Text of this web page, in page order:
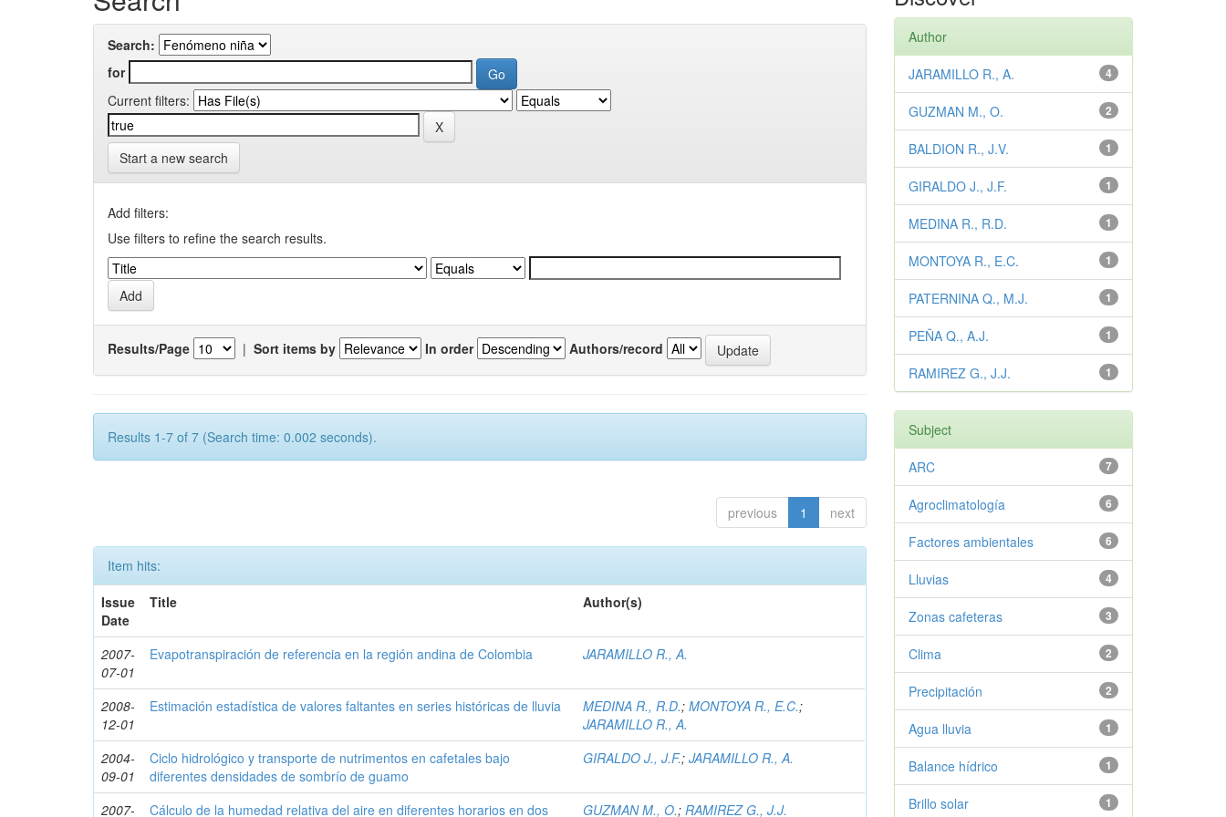
Search:
for
Current filters:
Start a new search
Add filters:
Use filters to refine the search results.
Results/Page | Sort items by In order Authors/record
Results 1-7 of 7 (Search time: 0.002 seconds).
previous 1 next
Item hits:
Issue
Date
Title Author(s)
2007-
07-01
Evapotranspiración de referencia en la región andina de Colombia JARAMILLO R., A.
2008-
12-01
Estimación estadística de valores faltantes en series históricas de lluvia MEDINA R., R.D.;MONTOYA R., E.C.;
JARAMILLO R., A.
2004-
09-01
Ciclo hidrológico y transporte de nutrimentos en cafetales bajo
diferentes densidades de sombrío de guamo
GIRALDO J., J.F.;JARAMILLO R., A.
2007- Cálculo de la humedad relativa del aire en diferentes horarios en dos GUZMAN M., O.;RAMIREZ G., J.J.
Author
4
JARAMILLO R., A.
2
GUZMAN M., O.
1
BALDION R., J.V.
1
GIRALDO J., J.F.
1
MEDINA R., R.D.
1
MONTOYA R., E.C.
1
PATERNINA Q., M.J.
1
PEÑA Q., A.J.
1
RAMIREZ G., J.J.
Subject
7
ARC
6
Agroclimatología
6
Factores ambientales
4
Lluvias
3
Zonas cafeteras
2
Clima
2
Precipitación
1
Agua lluvia
1
Balance hídrico
1
Brillo solar